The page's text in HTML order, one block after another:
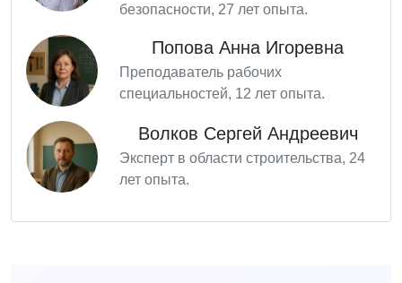
безопасности, 27 лет опыта.
Попова Анна Игоревна
Преподаватель рабочих
специальностей, 12 лет опыта.
Волков Сергей Андреевич
Эксперт в области строительства, 24
лет опыта.